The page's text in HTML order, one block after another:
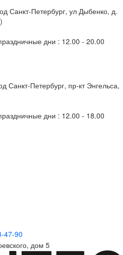
Санкт-Петербург, ул Дыбенко, д.
дни : 12.00 - 20.00
Санкт-Петербург, пр-кт Энгельса,
дни : 12.00 - 18.00
47-90
дом 5